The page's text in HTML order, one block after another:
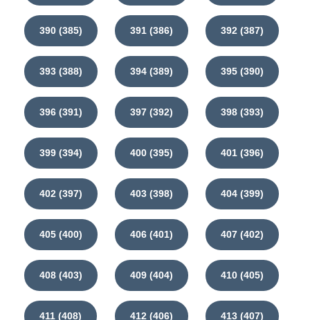
390 (385) 391 (386) 392 (387)
393 (388) 394 (389) 395 (390)
396 (391) 397 (392) 398 (393)
399 (394) 400 (395) 401 (396)
402 (397) 403 (398) 404 (399)
405 (400) 406 (401) 407 (402)
408 (403) 409 (404) 410 (405)
411 (408) 412 (406) 413 (407)